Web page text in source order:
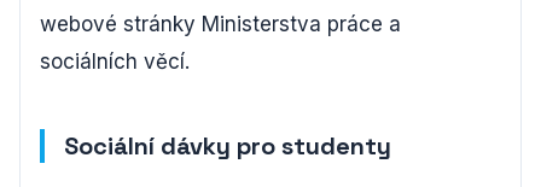
webové stránky Ministerstva práce a
sociálních věcí.
Sociální dávky pro studenty